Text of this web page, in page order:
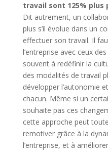
travail sont 125%
Dit autrement, un
plus s’il évolue dans un
effectuer son travail. Il
l’entreprise avec ceux
souvent à redéfinir la
des modalités de travail
développer l’autonomie
chacun. Même si un
souhaite pas ces
cette approche peut
remotiver grâce à la
l’entreprise, et à